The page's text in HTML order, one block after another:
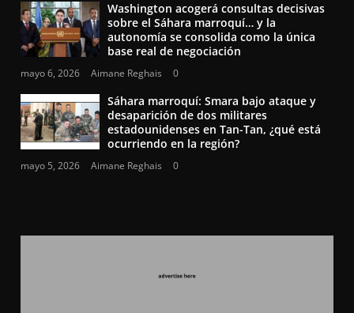
Washington acogerá consultas decisivas
sobre el Sáhara marroquí… y la
autonomía se consolida como la única
base real de negociación
mayo 6, 2026 Aimane Reghais 0
Sáhara marroquí: Smara bajo ataque y
desaparición de dos militares
estadounidenses en Tan-Tan, ¿qué está
ocurriendo en la región?
mayo 5, 2026 Aimane Reghais 0